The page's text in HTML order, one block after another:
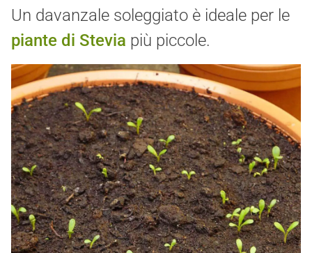
Un davanzale soleggiato è ideale per le
piante di Stevia più piccole.